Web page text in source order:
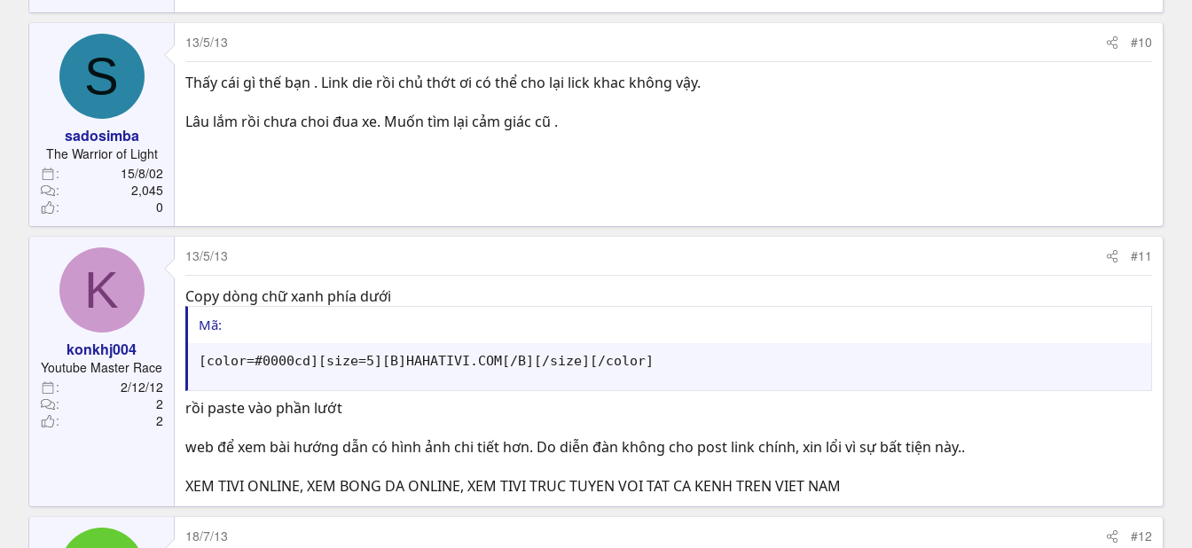
S
sadosimba
The Warrior of Light
15/8/02
2,045
0
13/5/13 #10
Thấy cái gì thế bạn . Link die rồi chủ thớt ơi có thể cho lại lick khac không vậy.
Lâu lắm rồi chưa choi đua xe. Muốn tìm lại cảm giác cũ .
K
konkhj004
Youtube Master Race
2/12/12
2
2
13/5/13 #11
Copy dòng chữ xanh phía dưới
Mã:
[color=#0000cd][size=5][B]HAHATIVI.COM[/B][/size][/color]
rồi paste vào phần lướt
web để xem bài hướng dẫn có hình ảnh chi tiết hơn. Do diễn đàn không cho post link chính, xin lổi vì sự bất tiện này..
XEM TIVI ONLINE, XEM BONG DA ONLINE, XEM TIVI TRUC TUYEN VOI TAT CA KENH TREN VIET NAM
18/7/13 #12